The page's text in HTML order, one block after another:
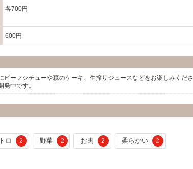
各700円
600円
ーフシチューや森のケーキ、生搾りジュースなどをお楽しみくださ
中です。
トロ 2 野菜 2 お肉 2 柔らかい 2